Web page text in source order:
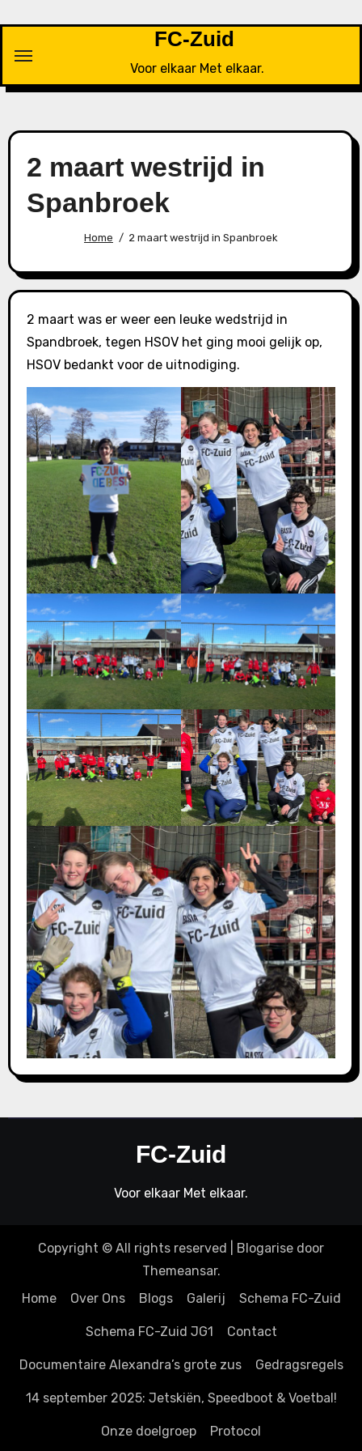
FC-Zuid
Voor elkaar Met elkaar.
2 maart westrijd in
Spanbroek
Home 2 maart westrijd in Spanbroek
2 maart was er weer een leuke wedstrijd in
Spandbroek, tegen HSOV het ging mooi gelijk op,
HSOV bedankt voor de uitnodiging.
FC-Zuid
Voor elkaar Met elkaar.
Copyright © All rights reserved Blogarise door
Themeansar.
Home
Over Ons Blogs Galerij Schema FC-Zuid
Schema FC-Zuid JG1 Contact
Documentaire Alexandra’s grote zus Gedragsregels
14 september 2025: Jetskiën, Speedboot & Voetbal!
Onze doelgroep Protocol